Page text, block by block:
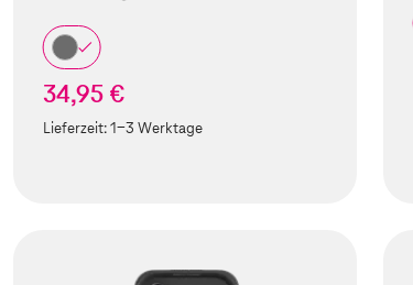
34,95 €
Lieferzeit:1-3 Werktage